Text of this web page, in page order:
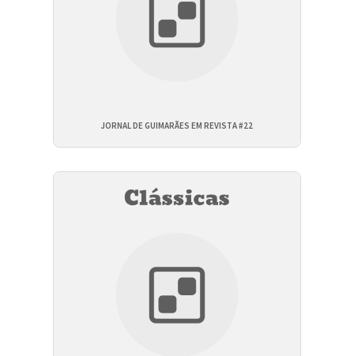
JORNAL DE GUIMARÃES EM REVISTA #22